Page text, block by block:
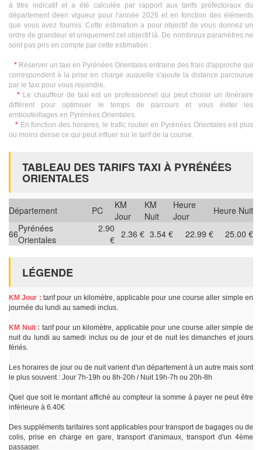
à titre indicatif et a été calculée par rapport aux tarifs préfectoraux du
département deen vigueur pour l'année 2026 et en fonction des éléments
que vous avez fournis. Cette estimation a pour objectif de vous donnez un
ordre de grandeur et uniquement cet objectif là. De nombreux paramètres ne
sont pas pris en compte par cette estimation :
* Réserver un taxi en Pyrénées Orientales entraine des frais d'approche qui
correspondent à la prise en charge auquelle s'ajoute la distance parcourue
par le taxi pour vous rejoindre.
* Le chauffeur de taxi est un professionnel qui peut choisir un itinéraire
différent pour optimiser le temps de parcours et vous éviter les
embouteillages en Pyrénées Orientales.
* En fonction des horaires, le trafic routier en Pyrénées Orientales est plus
ou moins dense ce qui peut influer sur le tarif de la course.
TABLEAU DES TARIFS TAXI À PYRÉNÉES
ORIENTALES
Département PC
KM
Jour
KM
Nuit
Heure
Jour
Heure Nuit
66Pyrénées
Orientales
2.90
€ 2.36 € 3.54 € 22.99 € 25.00 €
LÉGENDE
KM Jour : tarif pour un kilomètre, applicable pour une course aller simple en
journée du lundi au samedi inclus.
KM Nuit : tarif pour un kilomètre, applicable pour une course aller simple de
nuit du lundi au samedi inclus ou de jour et de nuit les dimanches et jours
fériés.
Les horaires de jour ou de nuit varient d'un département à un autre mais sont
le plus souvent : Jour 7h-19h ou 8h-20h / Nuit 19h-7h ou 20h-8h
Quel que soit le montant affiché au compteur la somme à payer ne peut être
inférieure à 6.40€
Des suppléments tarifaires sont applicables pour transport de bagages ou de
colis, prise en charge en gare, transport d'animaux, transport d'un 4ème
passager.